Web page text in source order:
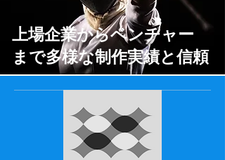
上場企業からベンチャー
まで多様な制作実績と信頼
サービスプラン